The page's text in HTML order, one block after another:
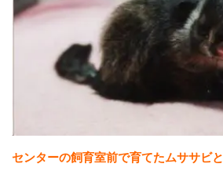
センターの飼育室前で育てたムササビと